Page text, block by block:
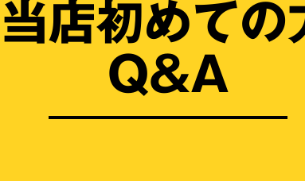
当店初めての
Q&A